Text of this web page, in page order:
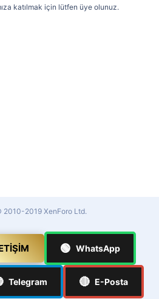
katılmak için lütfen üye olunuz.
2010-2019 XenForo Ltd.
🟢 WhatsApp
Telegram 🔴 E-Posta